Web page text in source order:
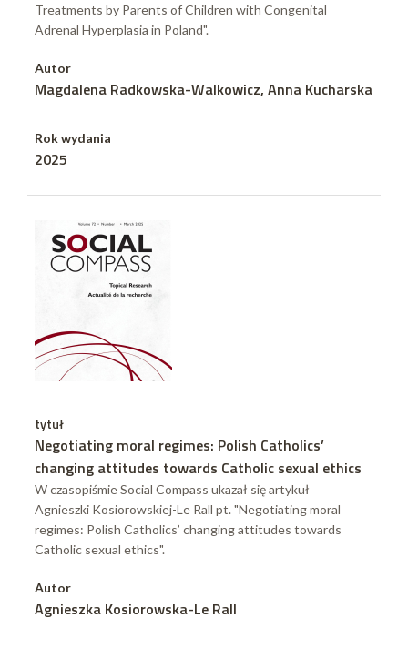
Treatments by Parents of Children with Congenital
Adrenal Hyperplasia in Poland".
Autor
Magdalena Radkowska-Walkowicz, Anna Kucharska
Rok wydania
2025
tytuł
Negotiating moral regimes: Polish Catholics’
changing attitudes towards Catholic sexual ethics
W czasopiśmie Social Compass ukazał się artykuł
Agnieszki Kosiorowskiej-Le Rall pt. "Negotiating moral
regimes: Polish Catholics’ changing attitudes towards
Catholic sexual ethics".
Autor
Agnieszka Kosiorowska-Le Rall